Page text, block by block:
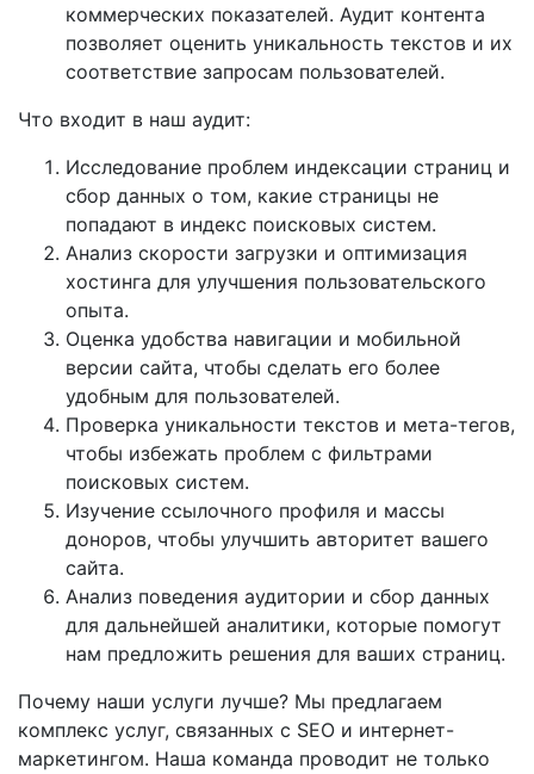
коммерческих показателей. Аудит контента
позволяет оценить уникальность текстов и их
соответствие запросам пользователей.
Что входит в наш аудит:
Исследование проблем индексации страниц и
сбор данных о том, какие страницы не
попадают в индекс поисковых систем.
Анализ скорости загрузки и оптимизация
хостинга для улучшения пользовательского
опыта.
Оценка удобства навигации и мобильной
версии сайта, чтобы сделать его более
удобным для пользователей.
Проверка уникальности текстов и мета-тегов,
чтобы избежать проблем с фильтрами
поисковых систем.
Изучение ссылочного профиля и массы
доноров, чтобы улучшить авторитет вашего
сайта.
Анализ поведения аудитории и сбор данных
для дальнейшей аналитики, которые помогут
нам предложить решения для ваших страниц.
Почему наши услуги лучше? Мы предлагаем
комплекс услуг, связанных с SEO и интернет-
маркетингом. Наша команда проводит не только